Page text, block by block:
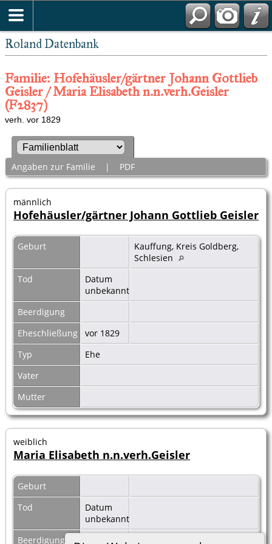
Roland Datenbank
Familie: Hofehäusler/gärtner Johann Gottlieb
Geisler / Maria Elisabeth n.n.verh.Geisler
(F2837)
verh. vor 1829
Angaben zur Familie | PDF
männlich
Hofehäusler/gärtner Johann Gottlieb Geisler
Geburt
Kauffung, Kreis Goldberg,
Schlesien
Tod
Datum
unbekannt
Beerdigung
Eheschließung
vor 1829
Typ
Ehe
Vater
Mutter
weiblich
Maria Elisabeth n.n.verh.Geisler
Geburt
Tod
Datum
unbekannt
Beerdigung